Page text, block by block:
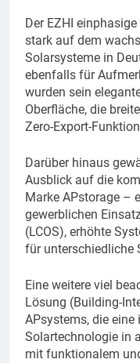
Der EZHI
stark auf dem
Solarsysteme in
ebenfalls für
wurden sein
Oberfläche, die
Zero-Export-
Darüber hinaus
Ausblick auf die
Marke APstorage –
gewerblichen
(LCOS), erhöhte
für unterschiedliche
Eine weitere viel
Lösung (Building-
APsystems, die
Solartechnologie in
mit funktionalem